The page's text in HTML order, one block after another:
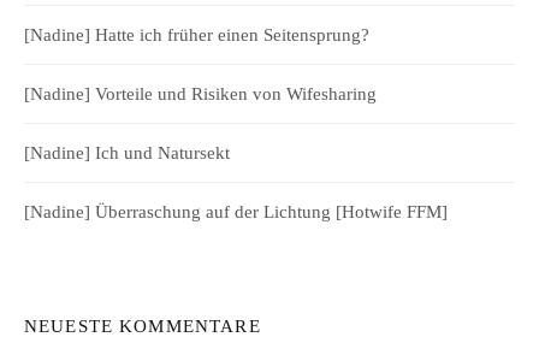
[Nadine] Hatte ich früher einen Seitensprung?
[Nadine] Vorteile und Risiken von Wifesharing
[Nadine] Ich und Natursekt
[Nadine] Überraschung auf der Lichtung [Hotwife FFM]
NEUESTE KOMMENTARE